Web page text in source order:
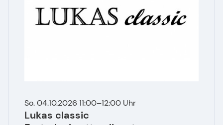
So. 04.10.2026 11:00–12:00 Uhr
Lukas classic